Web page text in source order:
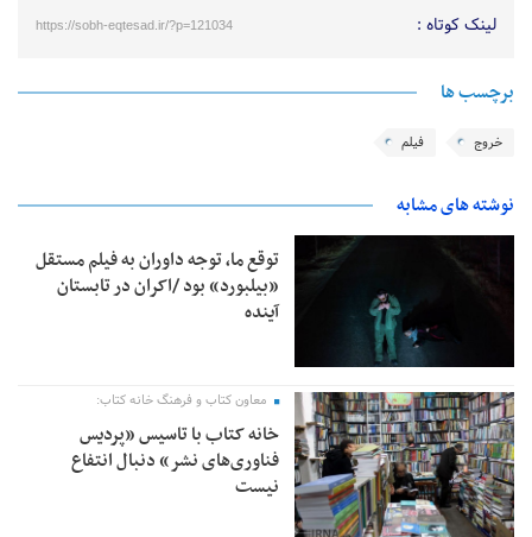
لینک کوتاه : https://sobh-eqtesad.ir/?p=121034
برچسب ها
خروج فیلم
نوشته های مشابه
توقع ما، توجه داوران به فیلم مستقل
«بیلبورد» بود /اکران در تابستان
آینده
معاون کتاب و فرهنگ خانه کتاب:
خانه کتاب با تاسیس «پردیس
فناوری‌های نشر» دنبال انتفاع
نیست